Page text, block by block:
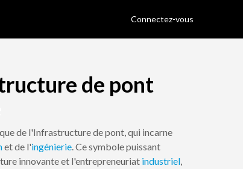
Connectez-vous
de pont
de l'Infrastructure de pont, qui incarne
et de l'ingénierie. Ce symbole puissant
innovante et l'entrepreneuriat industriel,